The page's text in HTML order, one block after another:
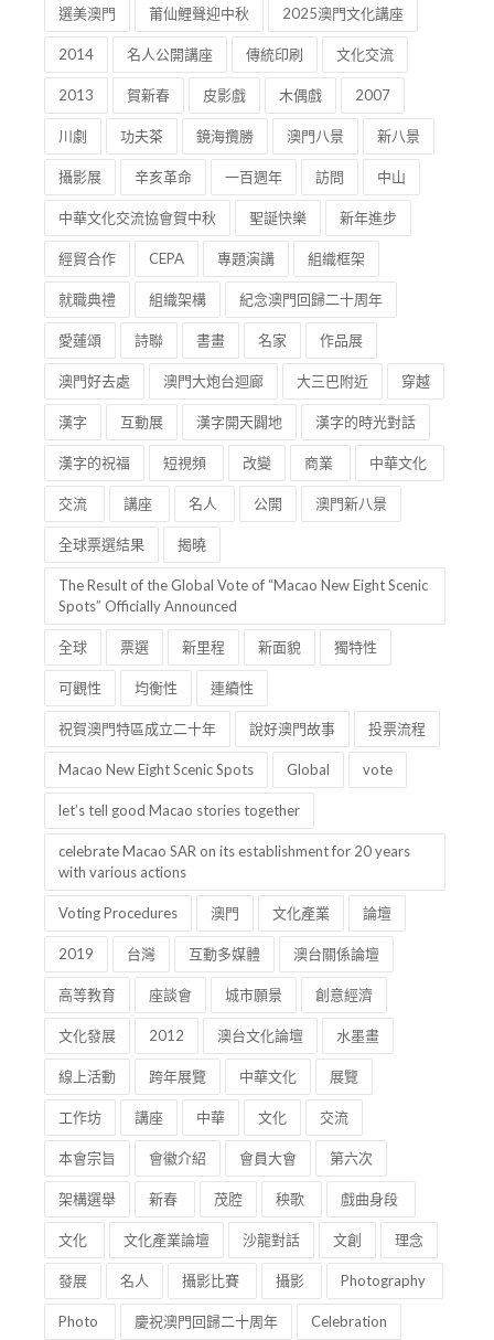
選美澳門 莆仙鯉聲迎中秋 2025澳門文化講座
2014 名人公開講座 傳統印刷 文化交流
2013 賀新春 皮影戲 木偶戲 2007
川劇 功夫茶 鏡海攬勝 澳門八景 新八景
攝影展 辛亥革命 一百週年 訪問 中山
中華文化交流協會賀中秋 聖誕快樂 新年進步
經貿合作 CEPA 專題演講 組織框架
就職典禮 組織架構 紀念澳門回歸二十周年
愛蓮頌 詩聯 書畫 名家 作品展
澳門好去處 澳門大炮台迴廊 大三巴附近 穿越
漢字 互動展 漢字開天闢地 漢字的時光對話
漢字的祝福 短視頻 改變 商業 中華文化
交流 講座 名人 公開 澳門新八景
全球票選結果 揭曉
The Result of the Global Vote of “Macao New Eight Scenic
Spots” Officially Announced
全球 票選 新里程 新面貌 獨特性
可觀性 均衡性 連續性
祝賀澳門特區成立二十年 說好澳門故事 投票流程
Macao New Eight Scenic Spots Global vote
let’s tell good Macao stories together
celebrate Macao SAR on its establishment for 20 years
with various actions
Voting Procedures 澳門 文化產業 論壇
2019 台灣 互動多媒體 澳台關係論壇
高等教育 座談會 城市願景 創意經濟
文化發展 2012 澳台文化論壇 水墨畫
線上活動 跨年展覽 中華文化 展覽
工作坊 講座 中華 文化 交流
本會宗旨 會徽介紹 會員大會 第六次
架構選舉 新春 茂腔 秧歌 戲曲身段
文化 文化產業論壇 沙龍對話 文創 理念
發展 名人 攝影比賽 攝影 Photography
Photo 慶祝澳門回歸二十周年 Celebration